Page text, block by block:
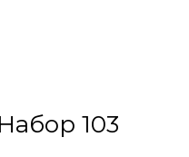
Набор 103